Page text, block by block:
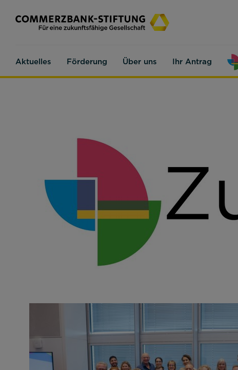
Aktuelles Förderung Über uns Ihr Antrag
Notwendig